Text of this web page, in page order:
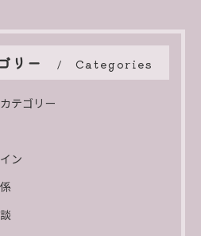
リー Categories
テゴリー
ン